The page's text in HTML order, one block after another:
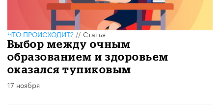
ЧТО ПРОИСХОДИТ?//Статья
Выбор между очным
образованием и здоровьем
оказался тупиковым
17 ноября